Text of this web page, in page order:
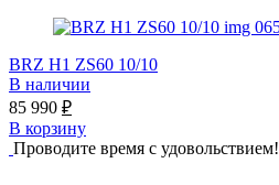
BRZ H1 ZS60 10/10
В наличии
85 990 ₽
В корзину
Проводите время с удовольствием!